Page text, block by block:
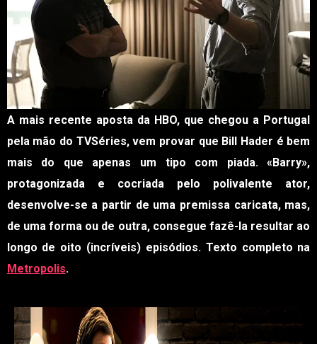
A mais recente aposta da HBO, que chegou a Portugal
pela mão do TVSéries, vem provar que Bill Hader é bem
mais do que apenas um tipo com piada. «Barry»,
protagonizada e cocriada pelo polivalente ator,
desenvolve-se a partir de uma premissa caricata, mas,
de uma forma ou de outra, consegue fazê-la resultar ao
longo de oito (incríveis) episódios. Texto completo na
Metropolis.